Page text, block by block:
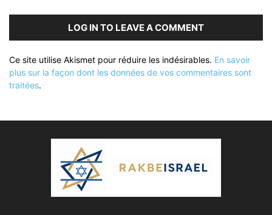
LOG IN TO LEAVE A COMMENT
Ce site utilise Akismet pour réduire les indésirables. En savoir
plus sur la façon dont les données de vos commentaires sont
traitées.